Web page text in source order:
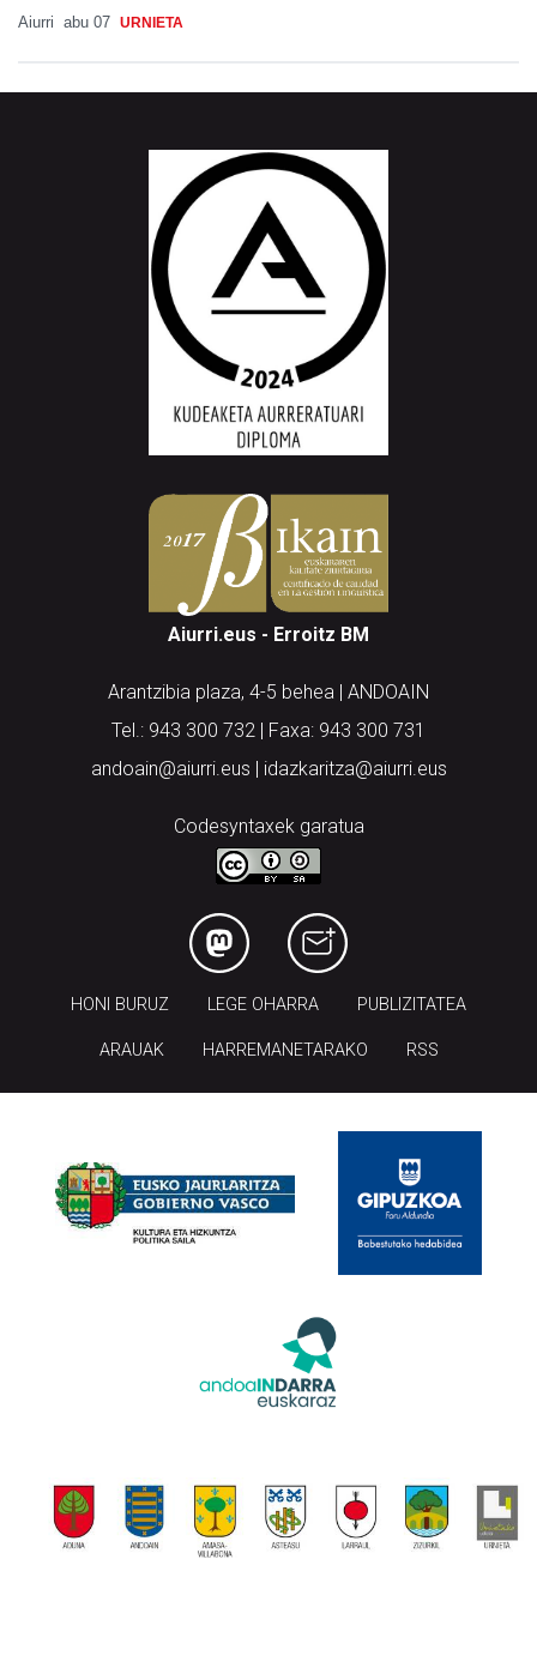
Aiurri abu 07 URNIETA
Aiurri.eus - Erroitz BM
Arantzibia plaza, 4-5 behea | ANDOAIN
Tel.: 943 300 732 | Faxa: 943 300 731
andoain@aiurri.eus | idazkaritza@aiurri.eus
Codesyntaxek garatua
HONI BURUZ LEGE OHARRA PUBLIZITATEA
ARAUAK HARREMANETARAKO RSS